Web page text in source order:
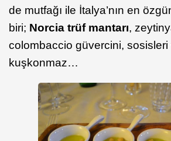
de mutfağı ile İtalya’nın en
biri; Norcia trüf mantarı,
colombaccio güvercini, sosisleri
kuşkonmaz…